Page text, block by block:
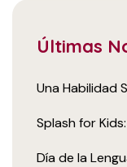
Últimas
Una Habilidad
Splash for
Día de la